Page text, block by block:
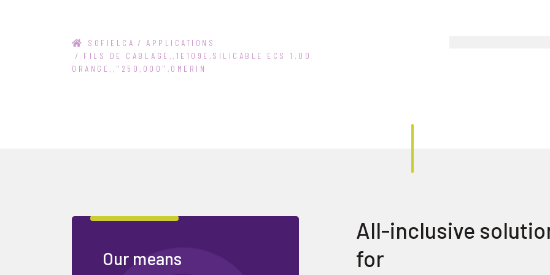
SOFIELCA / APPLICATIONS
/ FILS DE CABLAGE,,1E109E,SILICABLE ECS 1.00
ORANGE,,"250,000",OMERIN
Our means
All-inclusive
for